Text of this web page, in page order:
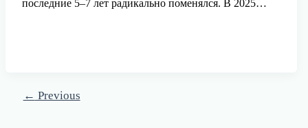
последние 5–7 лет радикально поменялся. В 2025…
← Previous